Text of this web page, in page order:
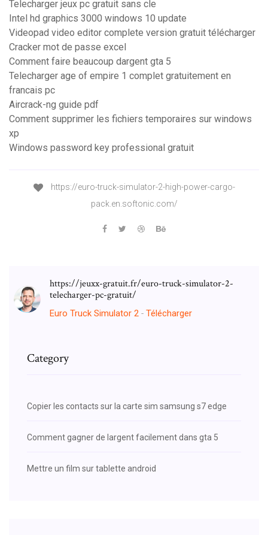
Telecharger jeux pc gratuit sans cle
Intel hd graphics 3000 windows 10 update
Videopad video editor complete version gratuit télécharger
Cracker mot de passe excel
Comment faire beaucoup dargent gta 5
Telecharger age of empire 1 complet gratuitement en
francais pc
Aircrack-ng guide pdf
Comment supprimer les fichiers temporaires sur windows
xp
Windows password key professional gratuit
https://euro-truck-simulator-2-high-power-cargo-
pack.en.softonic.com/
https://jeuxx-gratuit.fr/euro-truck-simulator-2-
telecharger-pc-gratuit/
Euro Truck Simulator 2 - Télécharger
Category
Copier les contacts sur la carte sim samsung s7 edge
Comment gagner de largent facilement dans gta 5
Mettre un film sur tablette android